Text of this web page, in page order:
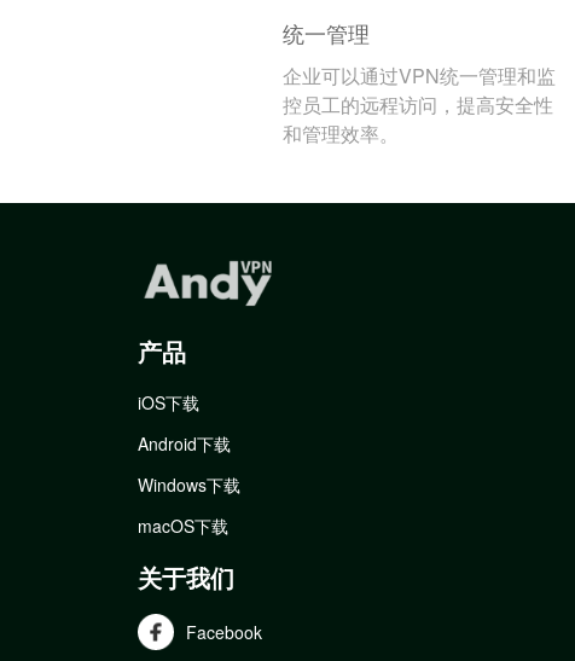
统一管理
企业可以通过VPN统一管理和监
控员工的远程访问，提高安全性
和管理效率。
产品
iOS下载
Android下载
Windows下载
macOS下载
关于我们
Facebook